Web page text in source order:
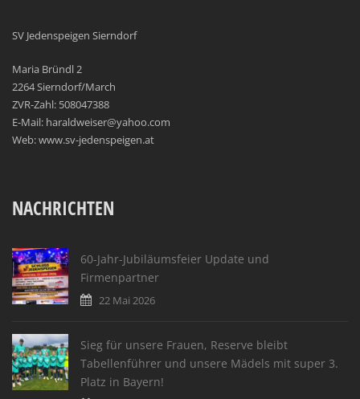
SV Jedenspeigen Sierndorf
Maria Bründl 2
2264 Sierndorf/March
ZVR-Zahl: 508047388
E-Mail: haraldweiser@yahoo.com
Web: www.sv-jedenspeigen.at
NACHRICHTEN
60-Jahr-Jubiläumsfeier Update und
Firmenpartner
22 Mai 2026
Sieg für unsere Frauen, Reserve bleibt
Tabellenführer und unsere Mädels mit super 3.
Platz in Bayern!